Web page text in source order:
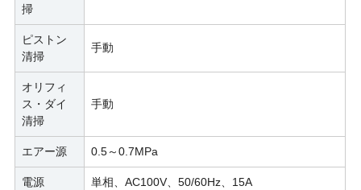
掃
ピストン
清掃
手動
オリフィ
ス・ダイ
清掃
手動
エアー源 0.5～0.7MPa
電源 単相、AC100V、50/60Hz、15A